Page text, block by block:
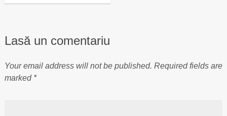
Lasă un comentariu
Your email address will not be published. Required fields are
marked *